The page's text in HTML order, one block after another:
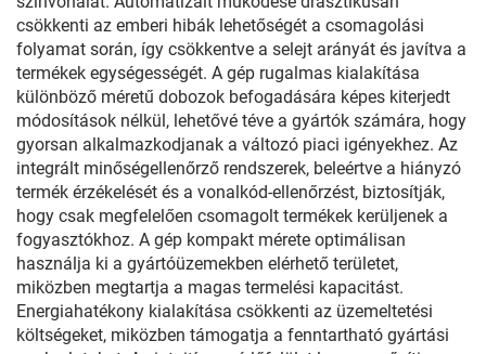
csökkenti az emberi hibák lehetőségét a csomagolási
folyamat során, így csökkentve a selejt arányát és javítva a
termékek egységességét. A gép rugalmas kialakítása
különböző méretű dobozok befogadására képes kiterjedt
módosítások nélkül, lehetővé téve a gyártók számára, hogy
gyorsan alkalmazkodjanak a változó piaci igényekhez. Az
integrált minőségellenőrző rendszerek, beleértve a hiányzó
termék érzékelését és a vonalkód-ellenőrzést, biztosítják,
hogy csak megfelelően csomagolt termékek kerüljenek a
fogyasztókhoz. A gép kompakt mérete optimálisan
használja ki a gyártóüzemekben elérhető területet,
miközben megtartja a magas termelési kapacitást.
Energiahatékony kialakítása csökkenti az üzemeltetési
költségeket, miközben támogatja a fenntartható gyártási